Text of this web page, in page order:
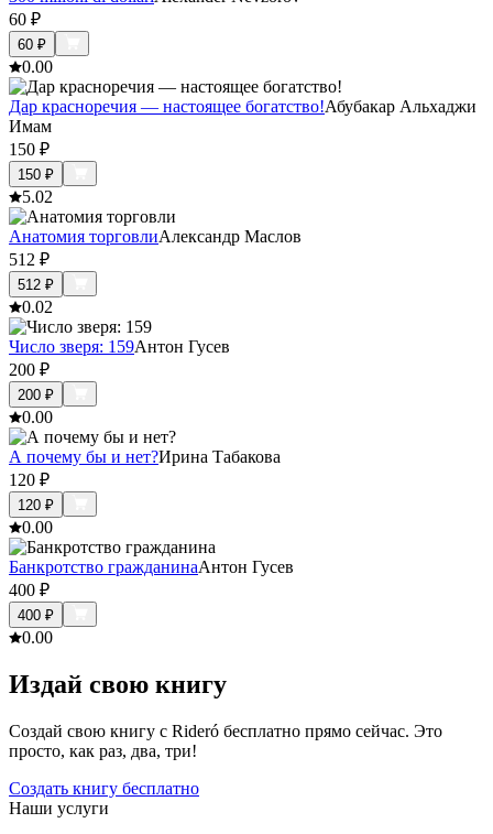
60 ₽
60 ₽
0.00
Дар красноречия — настоящее богатство!Абубакар Альхаджи
Имам
150 ₽
150 ₽
5.02
Анатомия торговлиАлександр Маслов
512 ₽
512 ₽
0.02
Число зверя: 159Антон Гусев
200 ₽
200 ₽
0.00
А почему бы и нет?Ирина Табакова
120 ₽
120 ₽
0.00
Банкротство гражданинаАнтон Гусев
400 ₽
400 ₽
0.00
Издай свою книгу
Создай свою книгу с Rideró бесплатно прямо сейчас. Это
просто, как раз, два, три!
Создать книгу бесплатно
Наши услуги